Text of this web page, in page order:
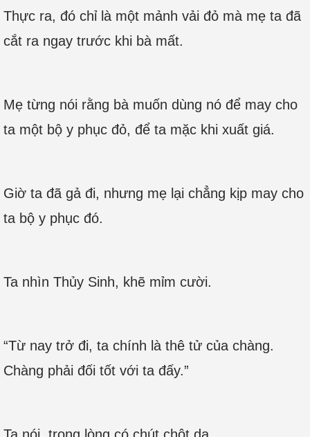
Thực ra, đó chỉ là một mảnh vải đỏ mà mẹ ta đã
cắt ra ngay trước khi bà mất.
Mẹ từng nói rằng bà muốn dùng nó để may cho
ta một bộ y phục đỏ, để ta mặc khi xuất giá.
Giờ ta đã gả đi, nhưng mẹ lại chẳng kịp may cho
ta bộ y phục đó.
Ta nhìn Thủy Sinh, khẽ mỉm cười.
“Từ nay trở đi, ta chính là thê tử của chàng.
Chàng phải đối tốt với ta đấy.”